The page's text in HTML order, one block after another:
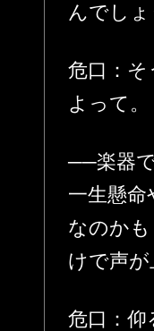
んでしょ
危口：
よって。
──楽器
一生懸
なのか
けで声が
危口：